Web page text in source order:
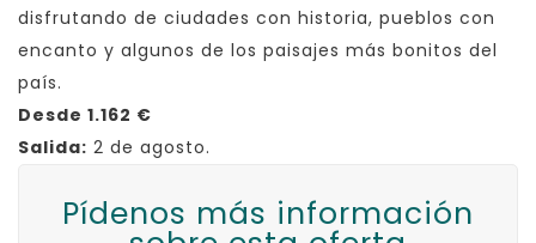
disfrutando de ciudades con historia, pueblos con
encanto y algunos de los paisajes más bonitos del
país.
Desde 1.162 €
Salida: 2 de agosto.
Pídenos más información